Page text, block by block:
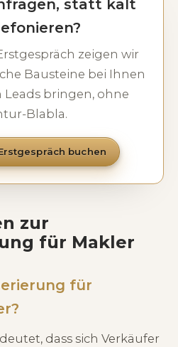
statt kalt
zeigen wir
Bausteine bei Ihnen
bringen, ohne
Blabla.
buchen
zur
für Makler
für
dass sich Verkäufer